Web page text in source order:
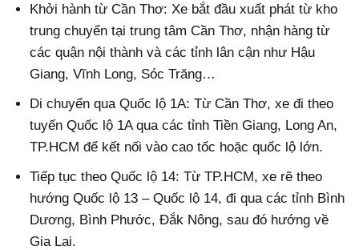
Khởi hành từ Cần Thơ: Xe bắt đầu xuất phát từ kho
trung chuyển tại trung tâm Cần Thơ, nhận hàng từ
các quận nội thành và các tỉnh lân cận như Hậu
Giang, Vĩnh Long, Sóc Trăng…
Di chuyển qua Quốc lộ 1A: Từ Cần Thơ, xe đi theo
tuyến Quốc lộ 1A qua các tỉnh Tiền Giang, Long An,
TP.HCM để kết nối vào cao tốc hoặc quốc lộ lớn.
Tiếp tục theo Quốc lộ 14: Từ TP.HCM, xe rẽ theo
hướng Quốc lộ 13 – Quốc lộ 14, đi qua các tỉnh Bình
Dương, Bình Phước, Đắk Nông, sau đó hướng về
Gia Lai.